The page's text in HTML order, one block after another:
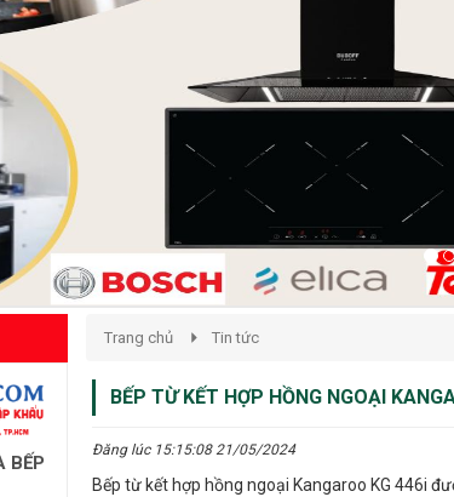
BẾP
Trang chủ Tin tức
BẾP TỪ KẾT HỢP HỒNG NGOẠI
Đăng lúc 15:15:08 21/05/2024
Bếp từ kết hợp hồng ngoại Kangaroo KG 446i